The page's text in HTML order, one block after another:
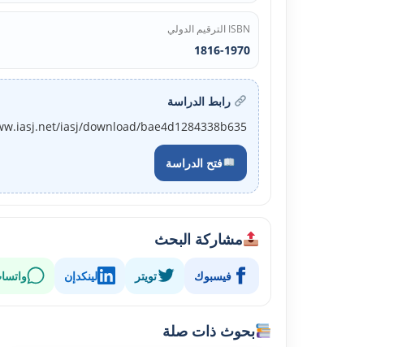
ISBN الترقيم الدولي
1816-1970
رابط الدراسة
iasj/download/bae4d1284338b635
فتح الدراسة
مشاركة البحث
فيسبوك تويتر لينكدإن
بحوث ذات صلة